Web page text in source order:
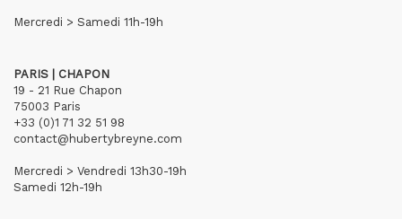
Mercredi > Samedi 11h-19h
PARIS | CHAPON
19 - 21 Rue Chapon
75003 Paris
+33 (0)1 71 32 51 98
contact@hubertybreyne.com
Mercredi > Vendredi 13h30-19h
Samedi 12h-19h